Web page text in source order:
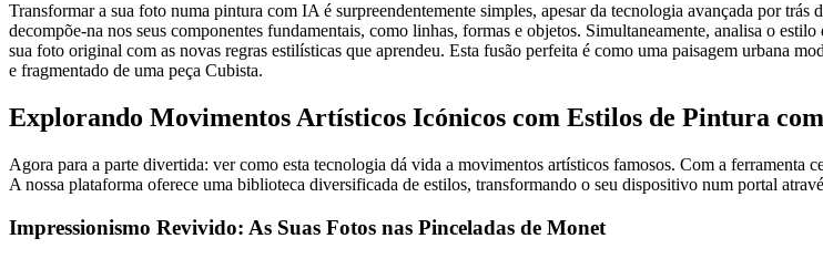
Transformar a sua foto numa pintura com IA é surpreendentemente simples, apesar da tecnologia avançada por trás
decompõe-na nos seus componentes fundamentais, como linhas, formas e objetos. Simultaneamente, analisa o
sua foto original com as novas regras estilísticas que aprendeu. Esta fusão perfeita é como uma paisagem urbana
e fragmentado de uma peça Cubista.
Explorando Movimentos Artísticos Icónicos com Estilos de Pintura
Agora para a parte divertida: ver como esta tecnologia dá vida a movimentos artísticos famosos. Com a ferramenta
A nossa plataforma oferece uma biblioteca diversificada de estilos, transformando o seu dispositivo num portal
Impressionismo Revivido: As Suas Fotos nas Pinceladas de Monet